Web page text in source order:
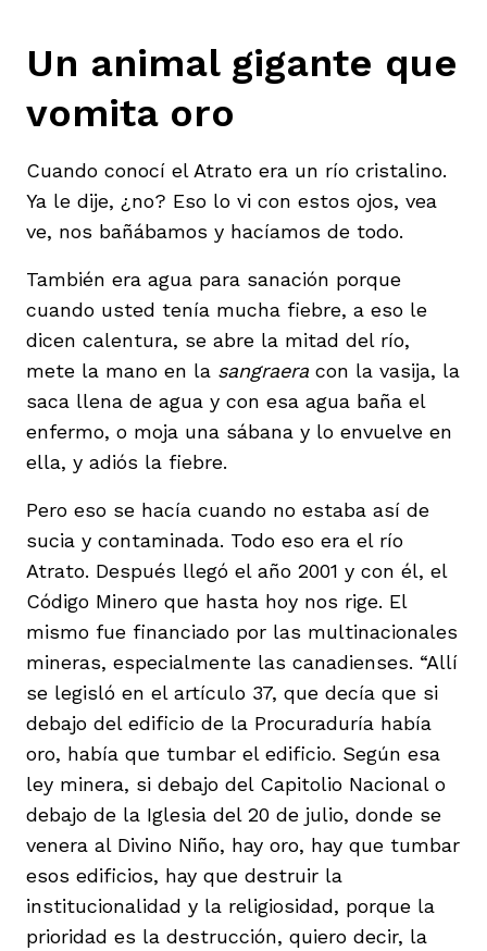
Un animal gigante que
vomita oro
Cuando conocí el Atrato era un río cristalino.
Ya le dije, ¿no? Eso lo vi con estos ojos, vea
ve, nos bañábamos y hacíamos de todo.
También era agua para sanación porque
cuando usted tenía mucha fiebre, a eso le
dicen calentura, se abre la mitad del río,
mete la mano en la sangraera con la vasija, la
saca llena de agua y con esa agua baña el
enfermo, o moja una sábana y lo envuelve en
ella, y adiós la fiebre.
Pero eso se hacía cuando no estaba así de
sucia y contaminada. Todo eso era el río
Atrato. Después llegó el año 2001 y con él, el
Código Minero que hasta hoy nos rige. El
mismo fue financiado por las multinacionales
mineras, especialmente las canadienses. “Allí
se legisló en el artículo 37, que decía que si
debajo del edificio de la Procuraduría había
oro, había que tumbar el edificio. Según esa
ley minera, si debajo del Capitolio Nacional o
debajo de la Iglesia del 20 de julio, donde se
venera al Divino Niño, hay oro, hay que tumbar
esos edificios, hay que destruir la
institucionalidad y la religiosidad, porque la
prioridad es la destrucción, quiero decir, la